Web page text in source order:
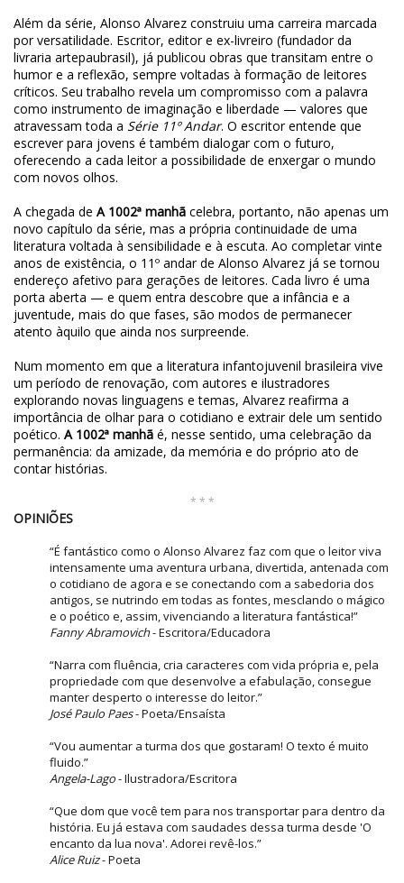
Além da série, Alonso Alvarez construiu uma carreira marcada
por versatilidade. Escritor, editor e ex-livreiro (fundador da
livraria artepaubrasil), já publicou obras que transitam entre o
humor e a reflexão, sempre voltadas à formação de leitores
críticos. Seu trabalho revela um compromisso com a palavra
como instrumento de imaginação e liberdade — valores que
atravessam toda a Série 11º Andar. O escritor entende que
escrever para jovens é também dialogar com o futuro,
oferecendo a cada leitor a possibilidade de enxergar o mundo
com novos olhos.
A chegada de A 1002ª manhã celebra, portanto, não apenas um
novo capítulo da série, mas a própria continuidade de uma
literatura voltada à sensibilidade e à escuta. Ao completar vinte
anos de existência, o 11º andar de Alonso Alvarez já se tornou
endereço afetivo para gerações de leitores. Cada livro é uma
porta aberta — e quem entra descobre que a infância e a
juventude, mais do que fases, são modos de permanecer
atento àquilo que ainda nos surpreende.
Num momento em que a literatura infantojuvenil brasileira vive
um período de renovação, com autores e ilustradores
explorando novas linguagens e temas, Alvarez reafirma a
importância de olhar para o cotidiano e extrair dele um sentido
poético. A 1002ª manhã é, nesse sentido, uma celebração da
permanência: da amizade, da memória e do próprio ato de
contar histórias.
* * *
OPINIÕES
“É fantástico como o Alonso Alvarez faz com que o leitor viva
intensamente uma aventura urbana, divertida, antenada com
o cotidiano de agora e se conectando com a sabedoria dos
antigos, se nutrindo em todas as fontes, mesclando o mágico
e o poético e, assim, vivenciando a literatura fantástica!”
Fanny Abramovich- Escritora/Educadora
“Narra com fluência, cria caracteres com vida própria e, pela
propriedade com que desenvolve a efabulação, consegue
manter desperto o interesse do leitor.”
José Paulo Paes- Poeta/Ensaísta
“Vou aumentar a turma dos que gostaram! O texto é muito
fluido.”
Angela-Lago- Ilustradora/Escritora
“Que dom que você tem para nos transportar para dentro da
história. Eu já estava com saudades dessa turma desde 'O
encanto da lua nova'. Adorei revê-los.”
Alice Ruiz- Poeta